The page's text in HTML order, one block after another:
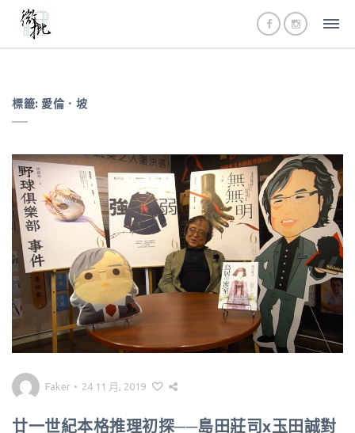
標籤: 愛倫．坡
Faker • 24 11 月, 2019
廿一世紀本格推理初探──島田莊司x玉田誠對